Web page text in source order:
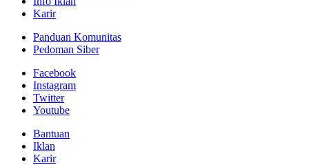
Karir
Panduan Komunitas
Pedoman Siber
Facebook
Instagram
Twitter
Youtube
Bantuan
Iklan
Karir